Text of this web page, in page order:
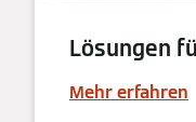
Lösungen
Mehr erfahren